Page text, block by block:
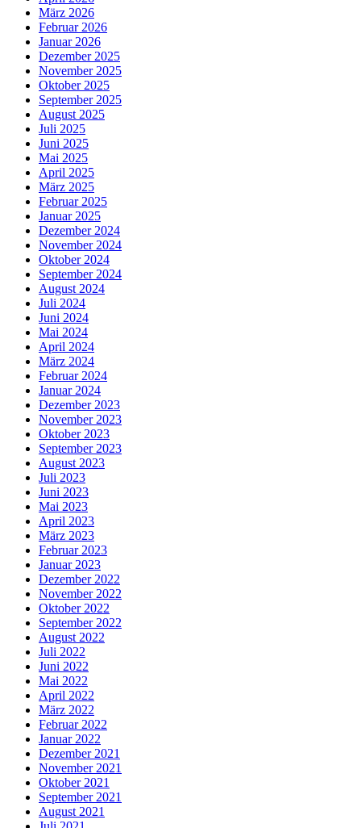
März 2026
Februar 2026
Januar 2026
Dezember 2025
November 2025
Oktober 2025
September 2025
August 2025
Juli 2025
Juni 2025
Mai 2025
April 2025
März 2025
Februar 2025
Januar 2025
Dezember 2024
November 2024
Oktober 2024
September 2024
August 2024
Juli 2024
Juni 2024
Mai 2024
April 2024
März 2024
Februar 2024
Januar 2024
Dezember 2023
November 2023
Oktober 2023
September 2023
August 2023
Juli 2023
Juni 2023
Mai 2023
April 2023
März 2023
Februar 2023
Januar 2023
Dezember 2022
November 2022
Oktober 2022
September 2022
August 2022
Juli 2022
Juni 2022
Mai 2022
April 2022
März 2022
Februar 2022
Januar 2022
Dezember 2021
November 2021
Oktober 2021
September 2021
August 2021